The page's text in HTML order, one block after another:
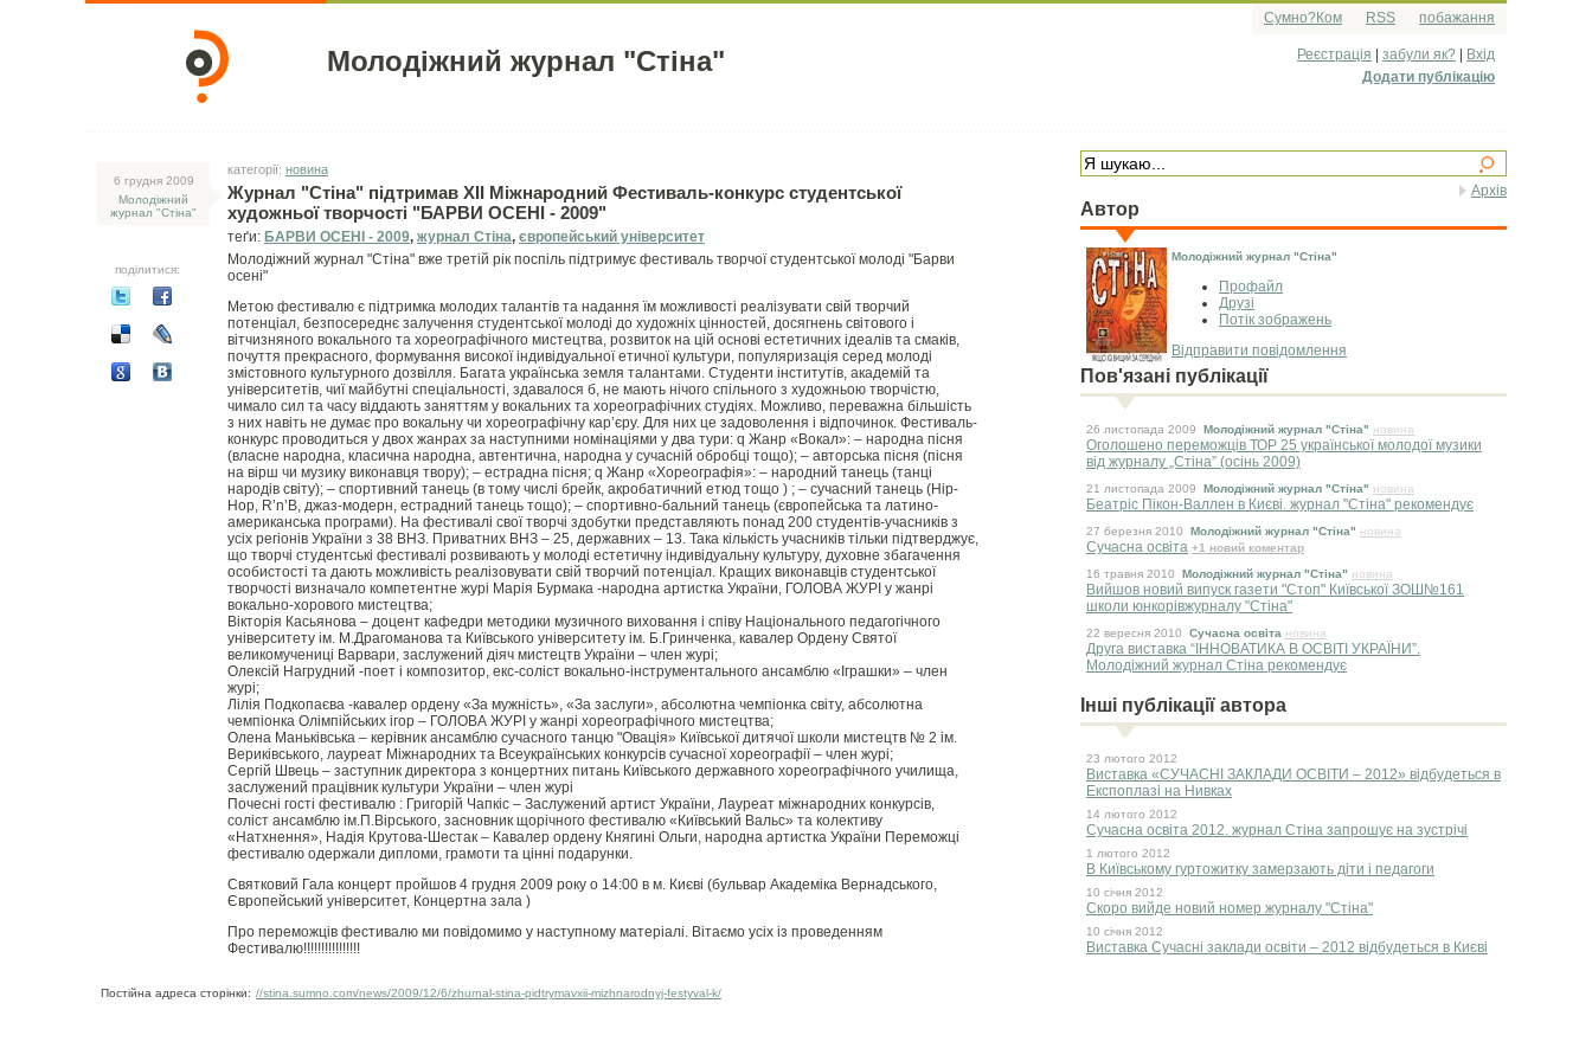
Сумно?Ком RSS побажання
Реєстрація забули як?
Вхід
Додати публікацію
Молодіжний журнал "Стіна"
Архів
Автор
Молодіжний журнал "Стіна"
Профайл
Друзі
Потік зображень
Відправити повідомлення
Пов'язані публікації
26 листопада 2009 Молодіжний журнал "Стіна" новина
Оголошено переможців ТОР 25 української молодої музики
від журналу „Стіна” (осінь 2009)
21 листопада 2009 Молодіжний журнал "Стіна" новина
Беатріс Пікон-Валлен в Києві. журнал "Стіна" рекомендує
27 березня 2010 Молодіжний журнал "Стіна" новина
Сучасна освіта +1 новий коментар
16 травня 2010
Молодіжний журнал "Стіна" новина
Вийшов новий випуск газети "Стоп" Київської ЗОШ№161
школи юнкорівжурналу "Стіна"
22 вересня 2010 Сучасна освіта новина
Друга виставка “ІННОВАТИКА В ОСВІТІ УКРАЇНИ”.
Молодіжний журнал Стіна рекомендує
Інші публікації автора
23 лютого 2012
Виставка «СУЧАСНІ ЗАКЛАДИ ОСВІТИ – 2012» відбудеться в
Експоплазі на Нивках
14 лютого 2012
Сучасна освіта 2012. журнал Стіна запрошує на зустрічі
1 лютого 2012
В Київському гуртожитку замерзають діти і педагоги
10 сiчня 2012
Скоро вийде новий номер журналу "Стіна"
10 сiчня 2012
Виставка Сучасні заклади освіти – 2012 відбудеться в Києві
6 грудня 2009
Молодіжний
журнал "Стіна"
поділитися:
категорії: новина
Журнал "Стіна" підтримав XІІ Міжнародний Фестиваль-конкурс студентської
художньої творчості "БАРВИ ОСЕНІ - 2009"
теґи: БАРВИ ОСЕНІ - 2009, журнал Стіна, європейський університет
Молодіжний журнал "Стіна" вже третій рік поспіль підтримує фестиваль творчої студентської молоді "Барви
осені"
Метою фестивалю є підтримка молодих талантів та надання їм можливості реалізувати свій творчий
потенціал, безпосереднє залучення студентської молоді до художніх цінностей, досягнень світового і
вітчизняного вокального та хореографічного мистецтва, розвиток на цій основі естетичних ідеалів та смаків,
почуття прекрасного, формування високої індивідуальної етичної культури, популяризація серед молоді
змістовного культурного дозвілля. Багата українська земля талантами. Студенти інститутів, академій та
університетів, чиї майбутні спеціальності, здавалося б, не мають нічого спільного з художньою творчістю,
чимало сил та часу віддають заняттям у вокальних та хореографічних студіях. Можливо, переважна більшість
з них навіть не думає про вокальну чи хореографічну кар’єру. Для них це задоволення і відпочинок. Фестиваль-
конкурс проводиться у двох жанрах за наступними номінаціями у два тури: q Жанр «Вокал»: – народна пісня
(власне народна, класична народна, автентична, народна у сучасній обробці тощо); – авторська пісня (пісня
на вірш чи музику виконавця твору); – естрадна пісня; q Жанр «Хореографія»: – народний танець (танці
народів світу); – спортивний танець (в тому числі брейк, акробатичний етюд тощо ) ; – сучасний танець (Hip-
Hop, R’n’B, джаз-модерн, естрадний танець тощо); – спортивно-бальний танець (європейська та латино-
американська програми). На фестивалі свої творчі здобутки представляють понад 200 студентів-учасників з
усіх регіонів України з 38 ВНЗ. Приватних ВНЗ – 25, державних – 13. Така кількість учасників тільки підтверджує,
що творчі студентські фестивалі розвивають у молоді естетичну індивідуальну культуру, духовне збагачення
особистості та дають можливість реалізовувати свій творчий потенціал. Кращих виконавців студентської
творчості визначало компетентне журі Марія Бурмака -народна артистка України, ГОЛОВА ЖУРІ у жанрі
вокально-хорового мистецтва;
Вікторія Касьянова – доцент кафедри методики музичного виховання і співу Національного педагогічного
університету ім. М.Драгоманова та Київського університету ім. Б.Гринченка, кавалер Ордену Святої
великомучениці Варвари, заслужений діяч мистецтв України – член журі;
Олексій Нагрудний -поет і композитор, екс-соліст вокально-інструментального ансамблю «Іграшки» – член
журі;
Лілія Подкопаєва -кавалер ордену «За мужність», «За заслуги», абсолютна чемпіонка світу, абсолютна
чемпіонка Олімпійських ігор – ГОЛОВА ЖУРІ у жанрі хореографічного мистецтва;
Олена Маньківська – керівник ансамблю сучасного танцю "Овація» Київської дитячої школи мистецтв № 2 ім.
Вериківського, лауреат Міжнародних та Всеукраїнських конкурсів сучасної хореографії – член журі;
Сергій Швець – заступник директора з концертних питань Київського державного хореографічного училища,
заслужений працівник культури України – член журі
Почесні гості фестивалю : Григорій Чапкіс – Заслужений артист України, Лауреат міжнародних конкурсів,
соліст ансамблю ім.П.Вірського, засновник щорічного фестивалю «Київський Вальс» та колективу
«Натхнення», Надія Крутова-Шестак – Кавалер ордену Княгині Ольги, народна артистка України Переможці
фестивалю одержали дипломи, грамоти та цінні подарунки.
Святковий Гала концерт пройшов 4 грудня 2009 року о 14:00 в м. Києві (бульвар Академіка Вернадського,
Європейський університет, Концертна зала )
Про переможців фестивалю ми повідомимо у наступному матеріалі. Вітаємо усіх із проведенням
Фестивалю!!!!!!!!!!!!!!!!
Постійна адреса сторінки: //stina.sumno.com/news/2009/12/6/zhurnal-stina-pidtrymavxii-mizhnarodnyj-festyval-k/